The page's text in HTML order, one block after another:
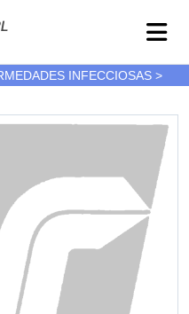
INFECCIOSAS >